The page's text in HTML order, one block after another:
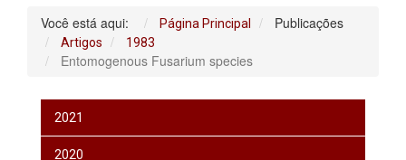
Você está aqui: Página Principal Publicações
Artigos 1983
Entomogenous Fusarium species
2021
2020